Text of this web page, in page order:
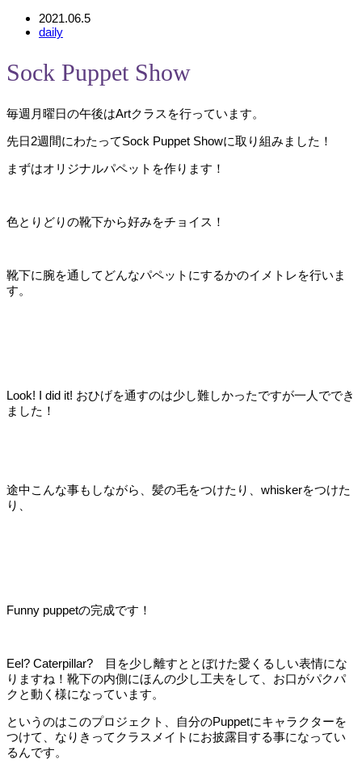
2021.06.5
daily
Sock Puppet Show
毎週月曜日の午後はArtクラスを行っています。
先日2週間にわたってSock Puppet Showに取り組みました！
まずはオリジナルパペットを作ります！
色とりどりの靴下から好みをチョイス！
靴下に腕を通してどんなパペットにするかのイメトレを行いま
す。
Look! I did it! おひげを通すのは少し難しかったですが一人ででき
ました！
途中こんな事もしながら、髪の毛をつけたり、whiskerをつけた
り、
Funny puppetの完成です！
Eel? Caterpillar? 目を少し離すととぼけた愛くるしい表情にな
りますね！靴下の内側にほんの少し工夫をして、お口がパクパ
クと動く様になっています。
というのはこのプロジェクト、自分のPuppetにキャラクターを
つけて、なりきってクラスメイトにお披露目する事になってい
るんです。